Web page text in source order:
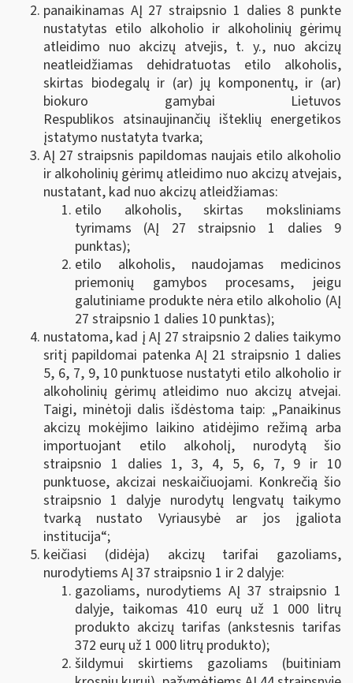
panaikinamas AĮ 27 straipsnio 1 dalies 8 punkte
nustatytas etilo alkoholio ir alkoholinių gėrimų
atleidimo nuo akcizų atvejis, t. y., nuo akcizų
neatleidžiamas dehidratuotas etilo alkoholis,
skirtas biodegalų ir (ar) jų komponentų, ir (ar)
biokuro gamybai Lietuvos
Respublikos atsinaujinančių išteklių energetikos
įstatymo nustatyta tvarka;
AĮ 27 straipsnis papildomas naujais etilo alkoholio
ir alkoholinių gėrimų atleidimo nuo akcizų atvejais,
nustatant, kad nuo akcizų atleidžiamas:
etilo alkoholis, skirtas moksliniams
tyrimams (AĮ 27 straipsnio 1 dalies 9
punktas);
etilo alkoholis, naudojamas medicinos
priemonių gamybos procesams, jeigu
galutiniame produkte nėra etilo alkoholio (AĮ
27 straipsnio 1 dalies 10 punktas);
nustatoma, kad į AĮ 27 straipsnio 2 dalies taikymo
sritį papildomai patenka AĮ 21 straipsnio 1 dalies
5, 6, 7, 9, 10 punktuose nustatyti etilo alkoholio ir
alkoholinių gėrimų atleidimo nuo akcizų atvejai.
Taigi, minėtoji dalis išdėstoma taip: „Panaikinus
akcizų mokėjimo laikino atidėjimo režimą arba
importuojant etilo alkoholį, nurodytą šio
straipsnio 1 dalies 1, 3, 4, 5, 6, 7, 9 ir 10
punktuose, akcizai neskaičiuojami. Konkrečią šio
straipsnio 1 dalyje nurodytų lengvatų taikymo
tvarką nustato Vyriausybė ar jos įgaliota
institucija“;
keičiasi (didėja) akcizų tarifai gazoliams,
nurodytiems AĮ 37 straipsnio 1 ir 2 dalyje:
gazoliams, nurodytiems AĮ 37 straipsnio 1
dalyje, taikomas 410 eurų už 1 000 litrų
produkto akcizų tarifas (ankstesnis tarifas
372 eurų už 1 000 litrų produkto);
šildymui skirtiems gazoliams (buitiniam